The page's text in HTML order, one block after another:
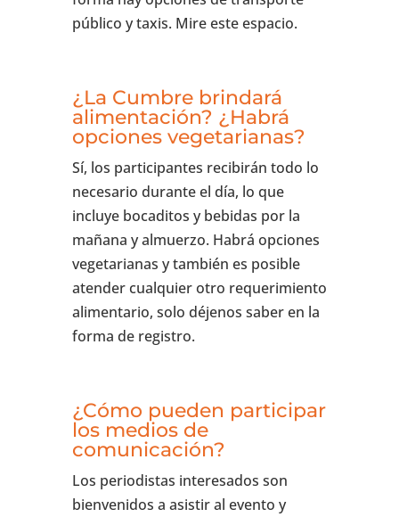
público y taxis. Mire este espacio.
¿La Cumbre brindará
alimentación? ¿Habrá
opciones vegetarianas?
Sí, los participantes recibirán todo lo
necesario durante el día, lo que
incluye bocaditos y bebidas por la
mañana y almuerzo. Habrá opciones
vegetarianas y también es posible
atender cualquier otro requerimiento
alimentario, solo déjenos saber en la
forma de registro.
¿Cómo pueden participar
los medios de
comunicación?
Los periodistas interesados son
bienvenidos a asistir al evento y